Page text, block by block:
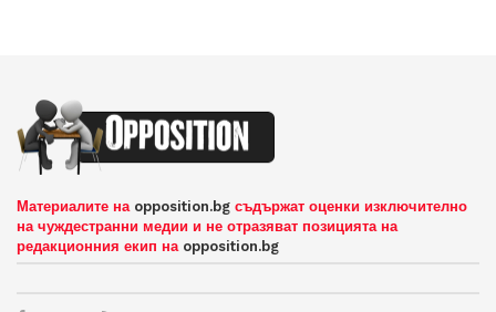
Материалите на opposition.bg съдържат оценки изключително
на чуждестранни медии и не отразяват позицията на
редакционния екип на opposition.bg